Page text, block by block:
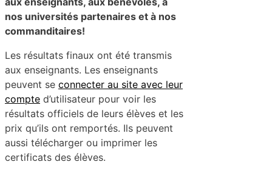
nos universités partenaires et à nos
commanditaires!
Les résultats finaux ont été transmis
aux enseignants. Les enseignants
peuvent se connecter au site avec leur
compte d’utilisateur pour voir les
résultats officiels de leurs élèves et les
prix qu’ils ont remportés. Ils peuvent
aussi télécharger ou imprimer les
certificats des élèves.